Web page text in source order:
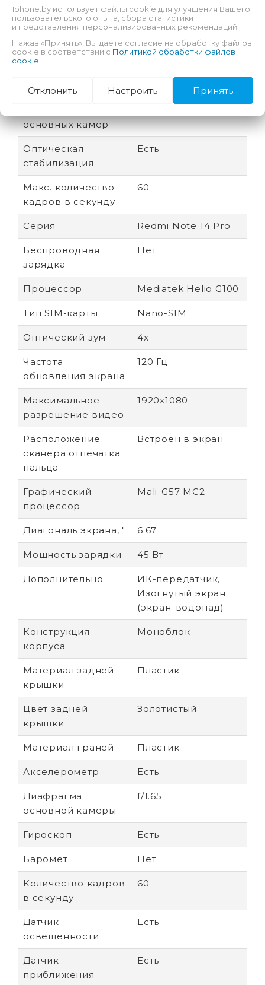
Дата выхода 2025
Быстрая зарядка Есть
процессора
основных камер
Оптическая
стабилизация
Есть
Макс. количество
кадров в секунду
60
Серия Redmi Note 14 Pro
Беспроводная
зарядка
Нет
Процессор Mediatek Helio G100
Тип SIM-карты Nano-SIM
Оптический зум 4x
Частота
обновления экрана
120 Гц
Максимальное
разрешение видео
1920x1080
Расположение
сканера отпечатка
пальца
Встроен в экран
Графический
процессор
Mali-G57 MC2
Диагональ экрана, " 6.67
Мощность зарядки 45 Вт
Дополнительно
ИК-передатчик,
Изогнутый экран
(экран-водопад)
Конструкция
корпуса
Моноблок
Материал задней
крышки
Пластик
Цвет задней
крышки
Золотистый
Материал граней Пластик
Акселерометр Есть
Диафрагма
основной камеры
f/1.65
Гироскоп Есть
Баромет Нет
Количество кадров
в секунду
60
Датчик
освещенности
Есть
Датчик
приближения
Есть
1phone.by использует файлы cookie для улучшения Вашего
пользовательского опыта, сбора статистики
и представления персонализированных рекомендаций.
Нажав «Принять», Вы даете согласие на обработку файлов
cookie в соответствии с Политикой обработки файлов
cookie
Отклонить Настроить Принять